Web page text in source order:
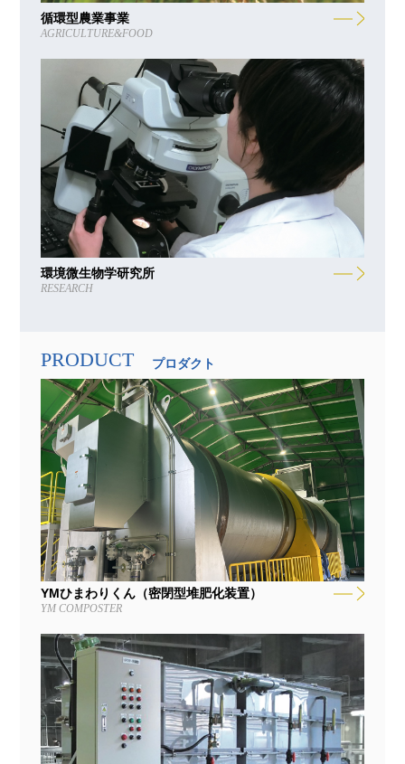
循環型農業事業
AGRICULTURE&FOOD
環境微生物学研究所
RESEARCH
PRODUCT プロダクト
YMひまわりくん（密閉型堆肥化装置）
YM COMPOSTER